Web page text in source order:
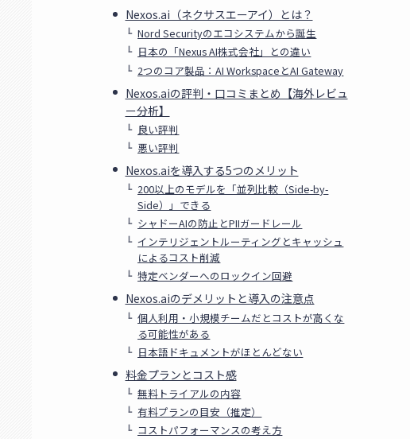
Nexos.ai（ネクサスエーアイ）とは？
Nord Securityのエコシステムから誕生
日本の「Nexus AI株式会社」との違い
2つのコア製品：AI WorkspaceとAI Gateway
Nexos.aiの評判・口コミまとめ【海外レビュ
ー分析】
良い評判
悪い評判
Nexos.aiを導入する5つのメリット
200以上のモデルを「並列比較（Side-by-
Side）」できる
シャドーAIの防止とPIIガードレール
インテリジェントルーティングとキャッシュ
によるコスト削減
特定ベンダーへのロックイン回避
Nexos.aiのデメリットと導入の注意点
個人利用・小規模チームだとコストが高くな
る可能性がある
日本語ドキュメントがほとんどない
料金プランとコスト感
無料トライアルの内容
有料プランの目安（推定）
コストパフォーマンスの考え方